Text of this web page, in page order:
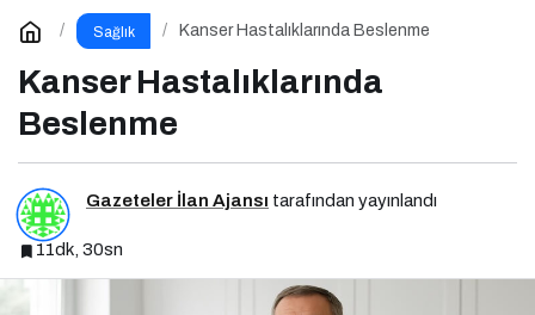
Sağlık Kanser Hastalıklarında Beslenme
Kanser Hastalıklarında
Beslenme
Gazeteler İlan Ajansı tarafından yayınlandı
11dk, 30sn